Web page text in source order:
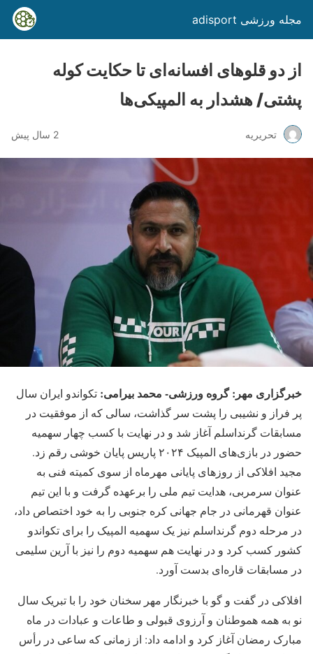
مجله ورزشی adisport
از دو قلوهای افسانه‌ای تا حکایت کوله
پشتی/ هشدار به المپیکی‌ها
تحریریه 2 سال پیش
خبرگزاری مهر: گروه ورزشی- محمد بیرامی: تکواندو ایران سال
پر فراز و نشیبی را پشت سر گذاشت، سالی که از موفقیت در
مسابقات گرنداسلم آغاز شد و در نهایت با کسب چهار سهمیه
حضور در بازی‌های المپیک ۲۰۲۴ پاریس پایان خوشی رقم زد.
مجید افلاکی از روزهای پایانی مهرماه از سوی کمیته فنی به
عنوان سرمربی، هدایت تیم ملی را برعهده گرفت و با این تیم
عنوان قهرمانی در جام جهانی کره جنوبی را به خود اختصاص داد،
در مرحله دوم گرنداسلم نیز یک سهمیه المپیک را برای تکواندو
کشور کسب کرد و در نهایت هم سهمیه دوم را نیز با آرین سلیمی
در مسابقات قاره‌ای بدست آورد.
افلاکی در گفت و گو با خبرنگار مهر سخنان خود را با تبریک سال
نو به همه هموطنان و آرزوی قبولی و طاعات و عبادات در ماه
مبارک رمضان آغاز کرد و ادامه داد: از زمانی که ساعی در رأس